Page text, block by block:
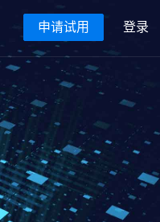
申请试用 登录